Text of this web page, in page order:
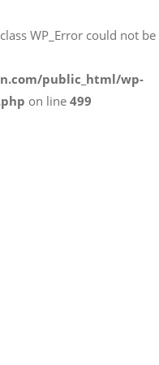
空気清浄機クリーニング
その他のお掃除
WP_Error could not be
public_html/wp-
on line 499